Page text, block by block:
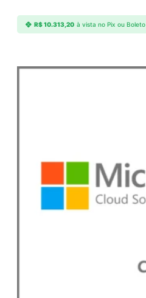
R$10.313,20 à vista no Pix ou Boleto